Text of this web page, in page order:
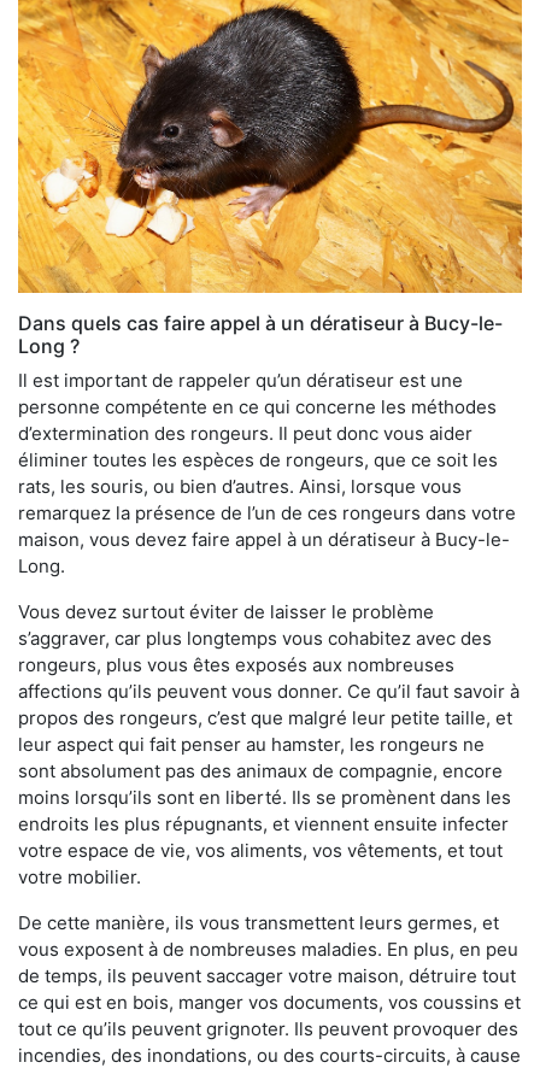
Dans quels cas faire appel à un dératiseur à Bucy-le-
Long ?
Il est important de rappeler qu’un dératiseur est une
personne compétente en ce qui concerne les méthodes
d’extermination des rongeurs. Il peut donc vous aider
éliminer toutes les espèces de rongeurs, que ce soit les
rats, les souris, ou bien d’autres. Ainsi, lorsque vous
remarquez la présence de l’un de ces rongeurs dans votre
maison, vous devez faire appel à un dératiseur à Bucy-le-
Long.
Vous devez surtout éviter de laisser le problème
s’aggraver, car plus longtemps vous cohabitez avec des
rongeurs, plus vous êtes exposés aux nombreuses
affections qu’ils peuvent vous donner. Ce qu’il faut savoir à
propos des rongeurs, c’est que malgré leur petite taille, et
leur aspect qui fait penser au hamster, les rongeurs ne
sont absolument pas des animaux de compagnie, encore
moins lorsqu’ils sont en liberté. Ils se promènent dans les
endroits les plus répugnants, et viennent ensuite infecter
votre espace de vie, vos aliments, vos vêtements, et tout
votre mobilier.
De cette manière, ils vous transmettent leurs germes, et
vous exposent à de nombreuses maladies. En plus, en peu
de temps, ils peuvent saccager votre maison, détruire tout
ce qui est en bois, manger vos documents, vos coussins et
tout ce qu’ils peuvent grignoter. Ils peuvent provoquer des
incendies, des inondations, ou des courts-circuits, à cause